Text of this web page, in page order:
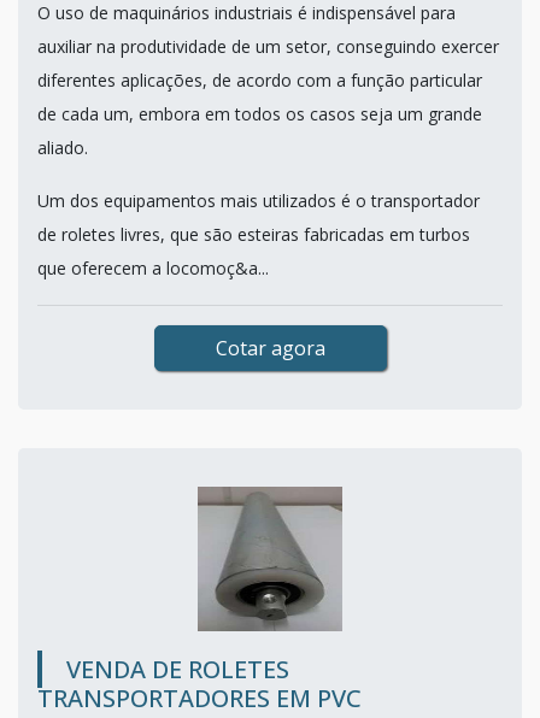
O uso de maquinários industriais é indispensável para
auxiliar na produtividade de um setor, conseguindo exercer
diferentes aplicações, de acordo com a função particular
de cada um, embora em todos os casos seja um grande
aliado.
Um dos equipamentos mais utilizados é o transportador
de roletes livres, que são esteiras fabricadas em turbos
que oferecem a locomoç&a...
Cotar agora
VENDA DE ROLETES
TRANSPORTADORES EM PVC